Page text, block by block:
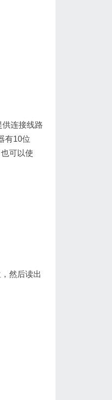
连接线路
有10位
可以使
然后读出